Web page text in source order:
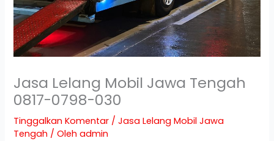
Jasa Lelang Mobil Jawa Tengah
0817-0798-030
Tinggalkan Komentar /Jasa Lelang Mobil Jawa
Tengah / Olehadmin